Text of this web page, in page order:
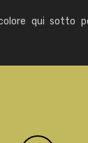
qui sotto